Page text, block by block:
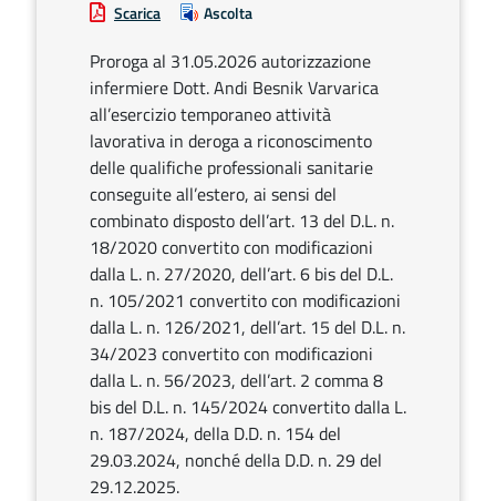
Scarica Ascolta
Proroga al 31.05.2026 autorizzazione
infermiere Dott. Andi Besnik Varvarica
all’esercizio temporaneo attività
lavorativa in deroga a riconoscimento
delle qualifiche professionali sanitarie
conseguite all’estero, ai sensi del
combinato disposto dell’art. 13 del D.L. n.
18/2020 convertito con modificazioni
dalla L. n. 27/2020, dell’art. 6 bis del D.L.
n. 105/2021 convertito con modificazioni
dalla L. n. 126/2021, dell’art. 15 del D.L. n.
34/2023 convertito con modificazioni
dalla L. n. 56/2023, dell’art. 2 comma 8
bis del D.L. n. 145/2024 convertito dalla L.
n. 187/2024, della D.D. n. 154 del
29.03.2024, nonché della D.D. n. 29 del
29.12.2025.